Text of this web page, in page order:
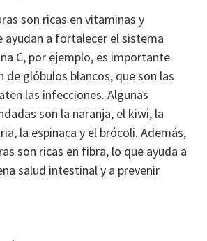
son ricas en vitaminas y
ayudan a fortalecer el sistema
C, por ejemplo, es importante
de glóbulos blancos, que son las
las infecciones. Algunas
son la naranja, el kiwi, la
la espinaca y el brócoli. Además,
son ricas en fibra, lo que ayuda a
salud intestinal y a prevenir